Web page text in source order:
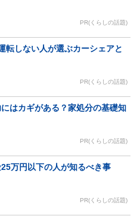
PR(くらしの話題)
転しない人が選ぶカーシェアと
PR(くらしの話題)
はカギがある？家処分の基礎知
PR(くらしの話題)
万円以下の人が知るべき事
PR(くらしの話題)